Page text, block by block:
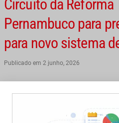
Circuito da Reforma
Pernambuco para
para novo sistema
Publicado em 2 junho, 2026